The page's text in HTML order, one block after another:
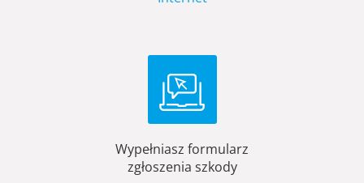
Wypełniasz formularz
zgłoszenia szkody